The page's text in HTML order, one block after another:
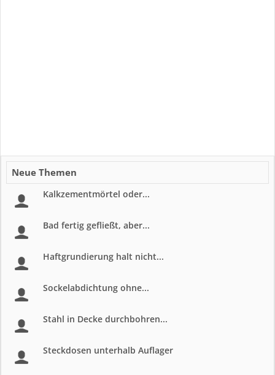
Neue Themen
Kalkzementmörtel oder...
Bad fertig gefließt, aber...
Haftgrundierung halt nicht...
Sockelabdichtung ohne...
Stahl in Decke durchbohren...
Steckdosen unterhalb Auflager